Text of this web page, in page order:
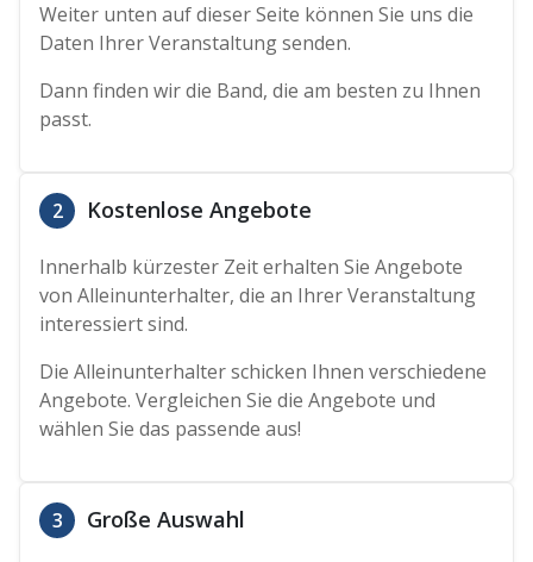
Weiter unten auf dieser Seite können Sie uns die
Daten Ihrer Veranstaltung senden.
Dann finden wir die Band, die am besten zu Ihnen
passt.
2 Kostenlose Angebote
Innerhalb kürzester Zeit erhalten Sie Angebote
von Alleinunterhalter, die an Ihrer Veranstaltung
interessiert sind.
Die Alleinunterhalter schicken Ihnen verschiedene
Angebote. Vergleichen Sie die Angebote und
wählen Sie das passende aus!
3 Große Auswahl